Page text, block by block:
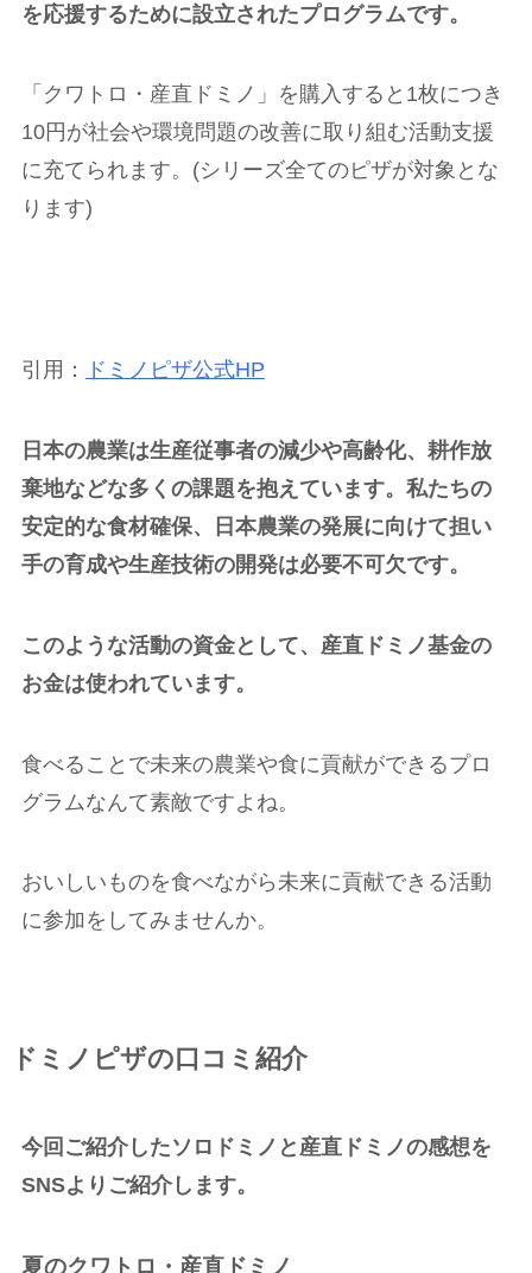
を応援するために設立されたプログラムです。
「クワトロ・産直ドミノ」を購入すると 1枚につき
10円が社会や環境問題の改善に取り組む活動支援
に充てられます。 (シリーズ全てのピザが対象とな
ります)
引用： ドミノピザ公式HP
日本の農業は生産従事者の減少や高齢化、耕作放
棄地などな多くの課題を抱えています。私たちの
安定的な食材確保、日本農業の発展に向けて担い
手の育成や生産技術の開発は必要不可欠です。
このような活動の資金として、産直ドミノ基金の
お金は使われています。
食べることで未来の農業や食に貢献ができるプロ
グラムなんて素敵ですよね。
おいしいものを食べながら未来に貢献できる活動
に参加をしてみませんか。
ドミノピザの口コミ紹介
今回ご紹介したソロドミノと産直ドミノの感想を
SNSよりご紹介します。
夏のクワトロ・産直ドミノ